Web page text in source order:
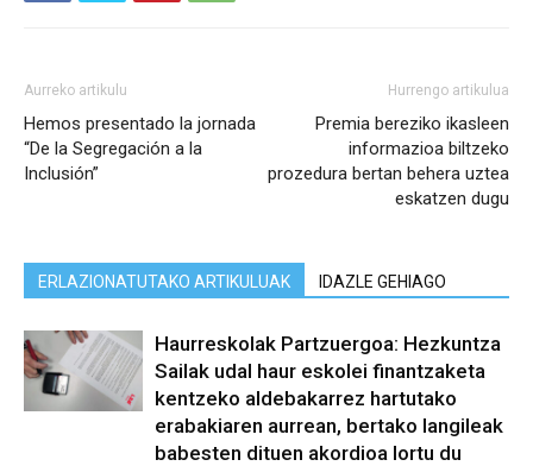
Aurreko artikulu
Hemos presentado la jornada
“De la Segregación a la
Inclusión”
Hurrengo artikulua
Premia bereziko ikasleen
informazioa biltzeko
prozedura bertan behera uztea
eskatzen dugu
ERLAZIONATUTAKO ARTIKULUAK IDAZLE GEHIAGO
Haurreskolak Partzuergoa: Hezkuntza
Sailak udal haur eskolei finantzaketa
kentzeko aldebakarrez hartutako
erabakiaren aurrean, bertako langileak
babesten dituen akordioa lortu du